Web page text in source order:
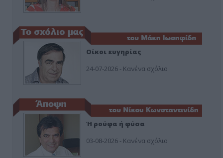
Οίκοι ευγηρίας
24-07-2026 - Κανένα σχόλιο
Ή ρούφα ή φύσα
03-08-2026 - Κανένα σχόλιο